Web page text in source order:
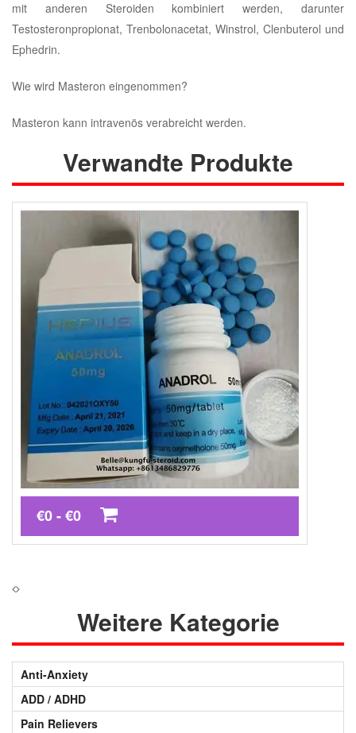
mit anderen Steroiden kombiniert werden, darunter
Testosteronpropionat, Trenbolonacetat, Winstrol, Clenbuterol und
Ephedrin.
Wie wird Masteron eingenommen?
Masteron kann intravenös verabreicht werden.
Verwandte Produkte
€0 - €0
Weitere Kategorie
Anti-Anxiety
ADD / ADHD
Pain Relievers